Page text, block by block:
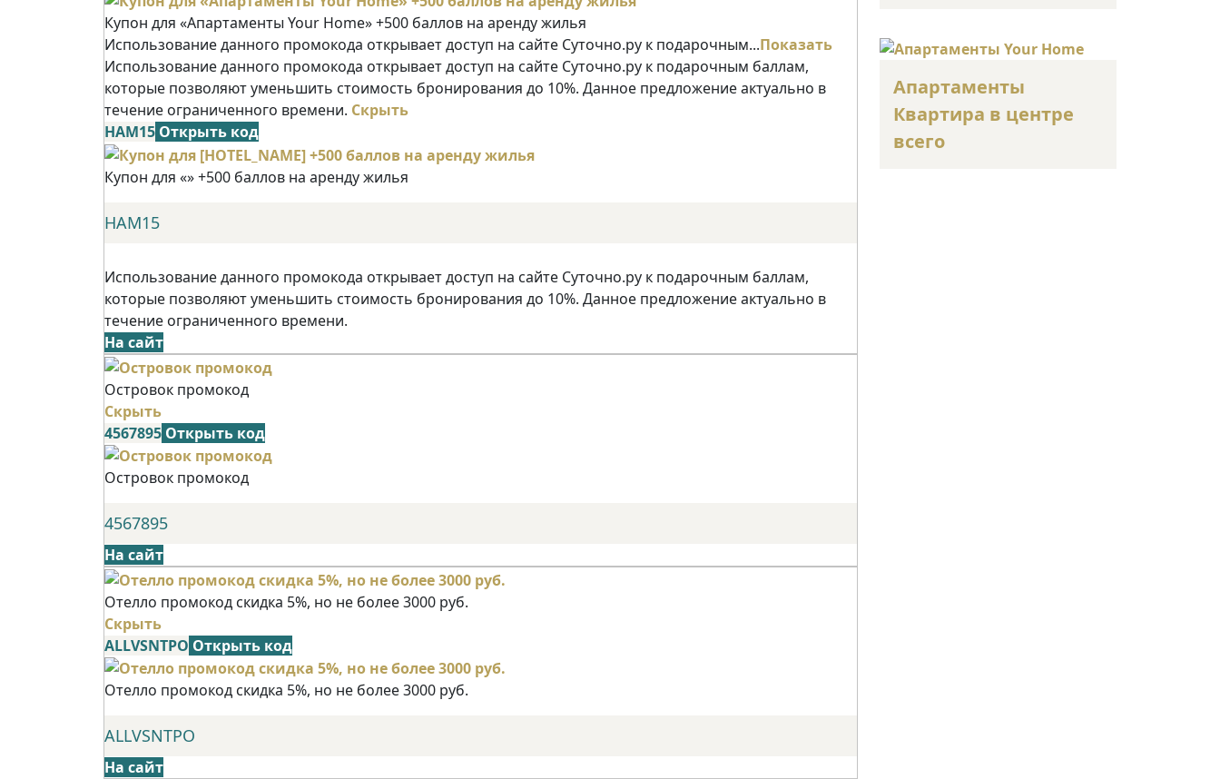
Купон для «Апартаменты Your Home» +500 баллов на аренду жилья
Использование данного промокода открывает доступ на сайте Суточно.ру к подарочным...Показать
Использование данного промокода открывает доступ на сайте Суточно.ру к подарочным баллам,
которые позволяют уменьшить стоимость бронирования до 10%. Данное предложение актуально в
течение ограниченного времени. Скрыть
НАМ15 Открыть код
Купон для «» +500 баллов на аренду жилья
НАМ15
Использование данного промокода открывает доступ на сайте Суточно.ру к подарочным баллам,
которые позволяют уменьшить стоимость бронирования до 10%. Данное предложение актуально в
течение ограниченного времени.
На сайт
Островок промокод
Скрыть
4567895 Открыть код
Островок промокод
4567895
На сайт
Отелло промокод скидка 5%, но не более 3000 руб.
Скрыть
ALLVSNTPO Открыть код
Отелло промокод скидка 5%, но не более 3000 руб.
ALLVSNTPO
На сайт
Апартаменты
Квартира в центре
всего